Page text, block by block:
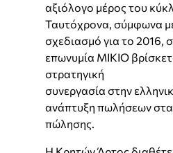
αξιόλογο μέρος του
Ταυτόχρονα, σύμφωνα
σχεδιασμό για το 2016,
επωνυμία ΜΙΚΙΟ
στρατηγική
συνεργασία στην
ανάπτυξη πωλήσεων στα
πώλησης.